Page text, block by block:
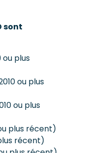
sont
ou plus
ou plus
ou plus
plus récent)
récent)